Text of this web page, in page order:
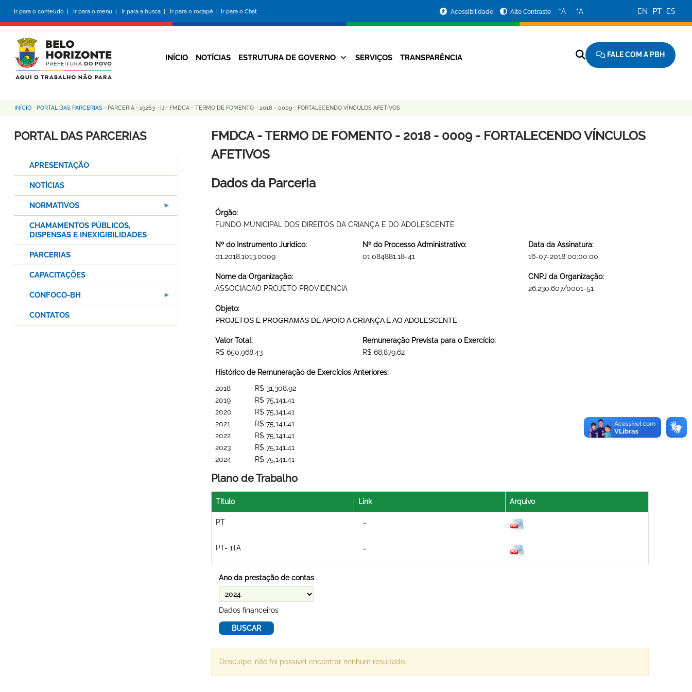
conteúdo
principal
Ir para o conteúdo | Ir para o menu | Ir para a busca | Ir para o rodapé | Ir para o Chat
da
Prefeitura
Acessibilidade Alto Contraste −A +A EN PT ES
Navegação
INÍCIO NOTÍCIAS ESTRUTURA DE GOVERNO SERVIÇOS TRANSPARÊNCIA FALE COM A PBH
Trilha
de
INÍCIO - PORTAL DAS PARCERIAS - PARCERIA - 19263 - IJ - FMDCA - TERMO DE FOMENTO - 2018 - 0009 - FORTALECENDO VÍNCULOS AFETIVOS
FMDCA - TERMO DE FOMENTO - 2018 - 0009 - FORTALECENDO VÍNCULOS
AFETIVOS
Dados da Parceria
Órgão:
FUNDO MUNICIPAL DOS DIREITOS DA CRIANÇA E DO ADOLESCENTE
Nº do Instrumento Jurídico:
01.2018.1013.0009
Nº do Processo Administrativo:
01.084881.18-41
Data da Assinatura:
16-07-2018 00:00:00
Nome da Organização:
ASSOCIACAO PROJETO PROVIDENCIA
CNPJ da Organização:
26.230.607/0001-51
Objeto:
PROJETOS E PROGRAMAS DE APOIO A CRIANÇA E AO ADOLESCENTE
Valor Total:
R$ 650,968.43
Remuneração Prevista para o Exercício:
R$ 68,879.62
Histórico de Remuneração de Exercícios Anteriores:
2018
2019
2020
2021
2022
2023
2024
R$ 31,308.92
R$ 75,141.41
R$ 75,141.41
R$ 75,141.41
R$ 75,141.41
R$ 75,141.41
R$ 75,141.41
Plano de Trabalho
Título Link Arquivo
PT
PT- 1TA
Ano da prestação de contas
Dados financeiros
Desculpe, não foi possível encontrar nenhum resultado.
PORTAL DAS PARCERIAS
APRESENTAÇÃO
NOTÍCIAS
NORMATIVOS
CHAMAMENTOS PÚBLICOS,
DISPENSAS E INEXIGIBILIDADES
PARCERIAS
CAPACITAÇÕES
CONFOCO-BH
CONTATOS